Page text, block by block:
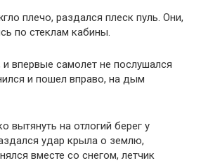
плечо, раздался плеск пуль. Они,
по стеклам кабины.
и впервые самолет не послушался
и пошел вправо, на дым
вытянуть на отлогий берег у
удар крыла о землю,
вместе со снегом, летчик